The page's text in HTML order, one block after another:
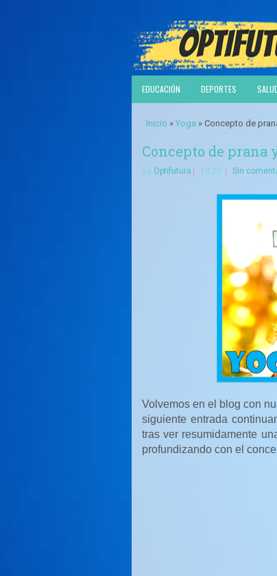
EDUCACIÓN DEPORTES
Inicio » Yoga » Concepto de
Concepto de prana
By Optifutura 10:25 Sin
Volvemos en el blog con
siguiente entrada
tras ver resumidamente
profundizando con el